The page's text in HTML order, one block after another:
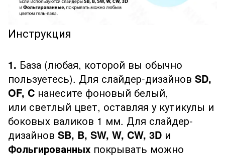
Инструкция
1. База (любая, которой вы обычно
пользуетесь). Для слайдер-дизайнов SD,
OF, C нанесите фоновый белый,
или светлый цвет, оставляя у кутикулы и
боковых валиков 1 мм. Для слайдер-
дизайнов SB, B, SW, W, CW, 3D и
Фольгированных покрывать можно